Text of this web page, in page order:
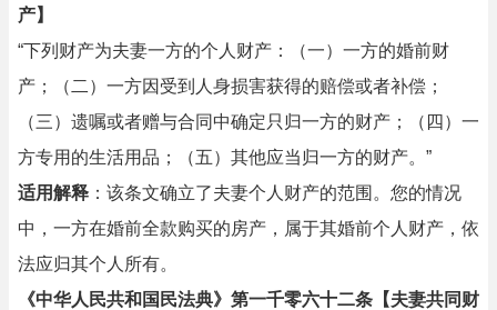
产】
“下列财产为夫妻一方的个人财产：（一）一方的婚前财
产；（二）一方因受到人身损害获得的赔偿或者补偿；
（三）遗嘱或者赠与合同中确定只归一方的财产；（四）一
方专用的生活用品；（五）其他应当归一方的财产。”
适用解释 ：该条文确立了夫妻个人财产的范围。您的情况
中，一方在婚前全款购买的房产，属于其婚前个人财产，依
法应归其个人所有。
《中华人民共和国民法典》第一千零六十二条【夫妻共同财